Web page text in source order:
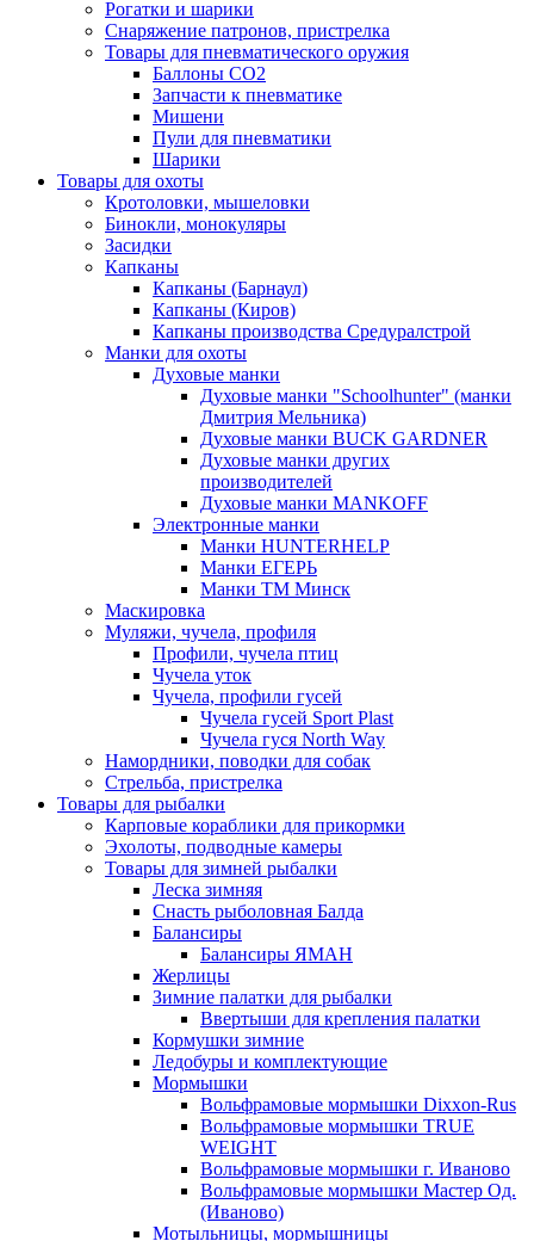
Рогатки и шарики
Снаряжение патронов, пристрелка
Товары для пневматического оружия
Баллоны СО2
Запчасти к пневматике
Мишени
Пули для пневматики
Шарики
Товары для охоты
Кротоловки, мышеловки
Бинокли, монокуляры
Засидки
Капканы
Капканы (Барнаул)
Капканы (Киров)
Капканы производства Средуралстрой
Манки для охоты
Духовые манки
Духовые манки "Schoolhunter" (манки
Дмитрия Мельника)
Духовые манки BUCK GARDNER
Духовые манки других
производителей
Духовые манки MANKOFF
Электронные манки
Манки HUNTERHELP
Манки ЕГЕРЬ
Манки ТМ Минск
Маскировка
Муляжи, чучела, профиля
Профили, чучела птиц
Чучела уток
Чучела, профили гусей
Чучела гусей Sport Plast
Чучела гуся North Way
Намордники, поводки для собак
Стрельба, пристрелка
Товары для рыбалки
Карповые кораблики для прикормки
Эхолоты, подводные камеры
Товары для зимней рыбалки
Леска зимняя
Снасть рыболовная Балда
Балансиры
Балансиры ЯМАН
Жерлицы
Зимние палатки для рыбалки
Ввертыши для крепления палатки
Кормушки зимние
Ледобуры и комплектующие
Мормышки
Вольфрамовые мормышки Dixxon-Rus
Вольфрамовые мормышки TRUE
WEIGHT
Вольфрамовые мормышки г. Иваново
Вольфрамовые мормышки Мастер Од.
(Иваново)
Мотыльницы, мормышницы